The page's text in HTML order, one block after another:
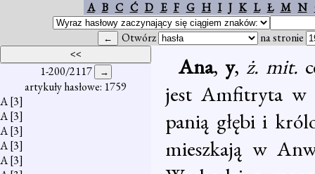
A B C Ć D E F G H I J K L Ł M N
Otwórz na stronie
1-200/2117
artykuły hasłowe: 1759
A[3]
A[3]
A[3]
A[3]
A[3]
Ana, y, ż. mit.
jest Amfitryta w
panią głębi i
mieszkają w